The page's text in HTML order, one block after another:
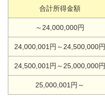
合計所得金額
～24,000,000円
24,000,001円～24,500,000円
24,500,001円～25,000,000円
25,000,001円～